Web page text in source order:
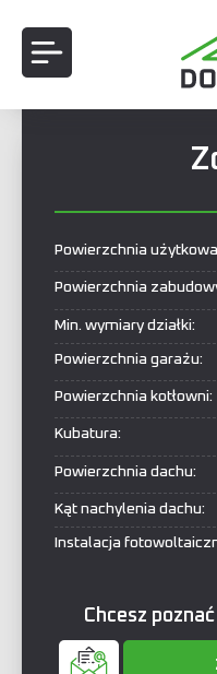
Powierzchnia
Powierzchnia
Min. wymiary działki:
Powierzchnia garażu:
Powierzchnia kotłowni:
Kubatura:
Powierzchnia dachu:
Kąt nachylenia dachu:
Instalacja
Chcesz